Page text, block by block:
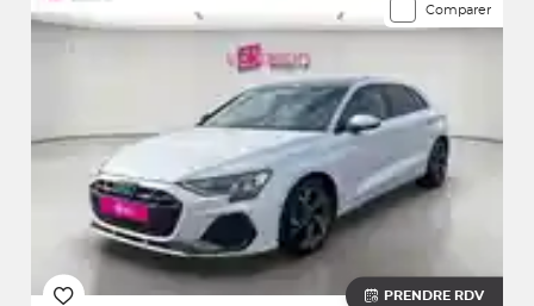
Comparer
PRENDRE RDV